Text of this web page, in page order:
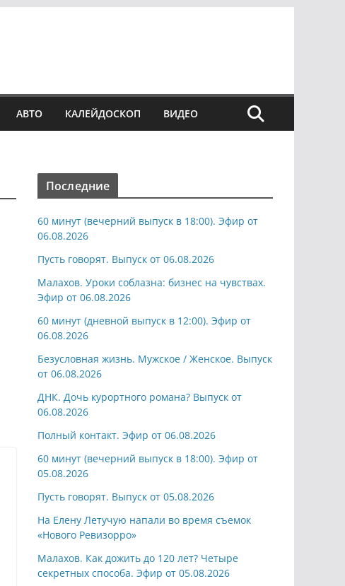
АВТО КАЛЕЙДОСКОП ВИДЕО
Последние
60 минут (вечерний выпуск в 18:00). Эфир от
06.08.2026
Пусть говорят. Выпуск от 06.08.2026
Малахов. Уроки соблазна: бизнес на чувствах.
Эфир от 06.08.2026
60 минут (дневной выпуск в 12:00). Эфир от
06.08.2026
Безусловная жизнь. Мужское / Женское. Выпуск
от 06.08.2026
ДНК. Дочь курортного романа? Выпуск от
06.08.2026
Полный контакт. Эфир от 06.08.2026
60 минут (вечерний выпуск в 18:00). Эфир от
05.08.2026
Пусть говорят. Выпуск от 05.08.2026
На Елену Летучую напали во время съемок
«Нового Ревизорро»
Малахов. Как дожить до 120 лет? Четыре
секретных способа. Эфир от 05.08.2026